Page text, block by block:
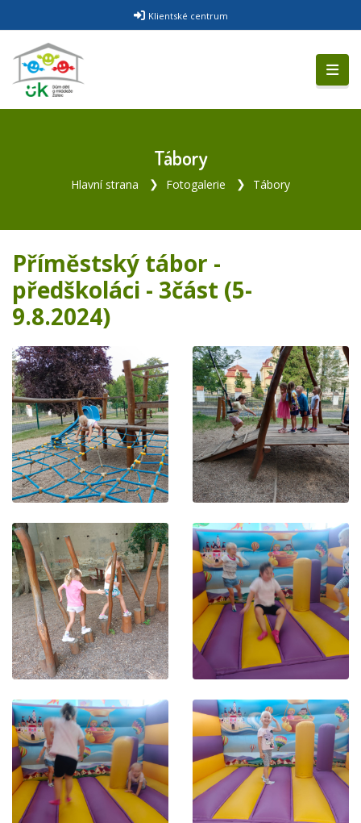
Klientské centrum
Tábory
Hlavní strana Fotogalerie Tábory
Příměstský tábor -
předškoláci - 3část (5-
9.8.2024)